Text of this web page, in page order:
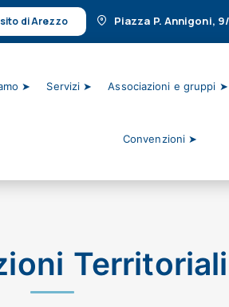
sito di Arezzo Piazza P. Annigoni,
➤ Servizi ➤ Associazioni e gruppi ➤
Convenzioni ➤
Territoriali